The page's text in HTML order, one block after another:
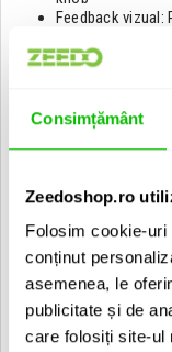
Consimțământ
Zeedoshop.ro
Folosim cookie-
conținut
asemenea, le
publicitate și de
care folosiți site-ul
Feedback
Selectie rapida:
Standalone &
sau VST/AU